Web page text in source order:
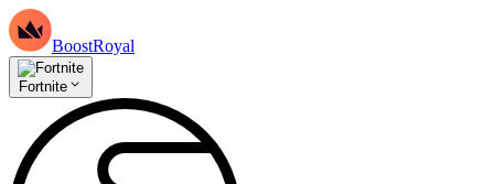
BoostRoyal
Fortnite